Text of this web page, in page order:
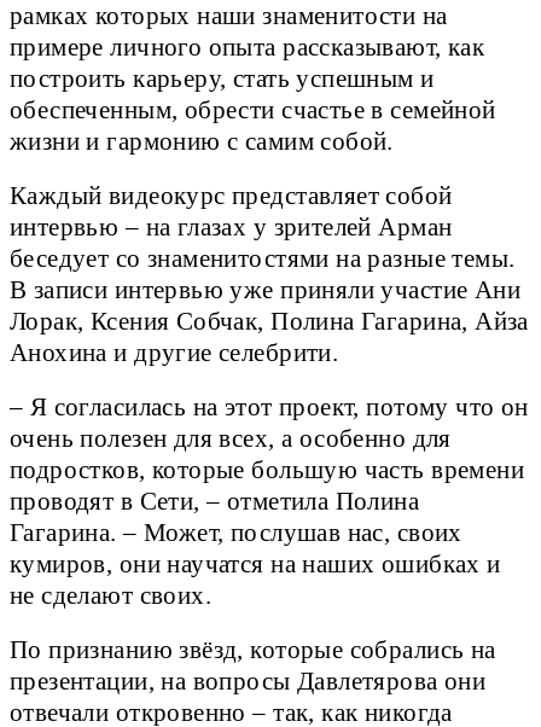
рамках которых наши знаменитости на
примере личного опыта рассказывают, как
построить карьеру, стать успешным и
обеспеченным, обрести счастье в семейной
жизни и гармонию с самим собой.
Каждый видеокурс представляет собой
интервью – на глазах у зрителей Арман
беседует со знаменитостями на разные темы.
В записи интервью уже приняли участие Ани
Лорак, Ксения Собчак, Полина Гагарина, Айза
Анохина и другие селебрити.
– Я согласилась на этот проект, потому что он
очень полезен для всех, а особенно для
подростков, которые большую часть времени
проводят в Сети, – отметила Полина
Гагарина. – Может, послушав нас, своих
кумиров, они научатся на наших ошибках и
не сделают своих.
По признанию звёзд, которые собрались на
презентации, на вопросы Давлетярова они
отвечали откровенно – так, как никогда